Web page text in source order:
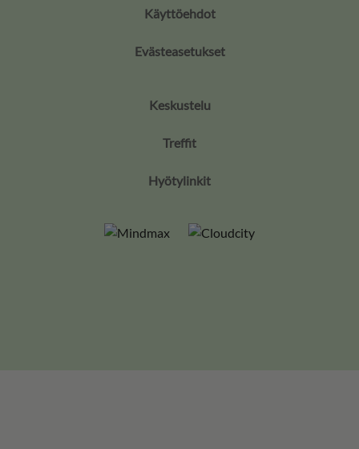
Käyttöehdot
Evästeasetukset
Keskustelu
Treffit
Hyötylinkit